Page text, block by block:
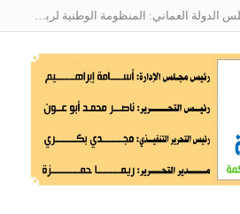
عباس آل حميد عضو مجلس الدولة العماني: المنظومة الوطنية لربط التوظيف بالمهارات تعالج البطالة من جذورها